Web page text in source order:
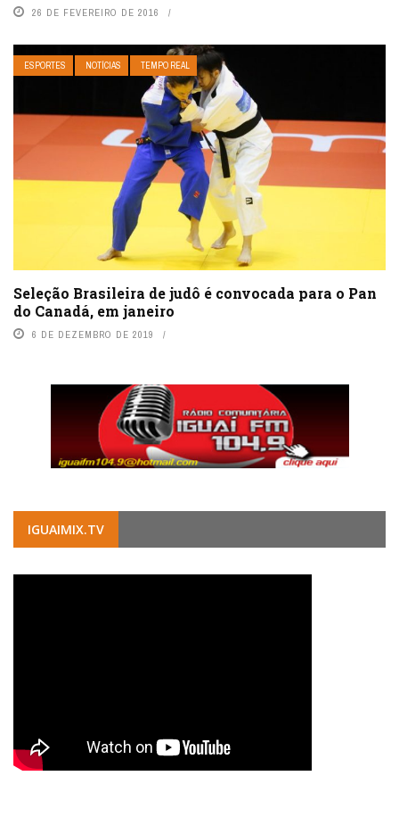
26 DE FEVEREIRO DE 2016
ESPORTES NOTÍCIAS TEMPO REAL
Seleção Brasileira de judô é convocada para o Pan
do Canadá, em janeiro
6 DE DEZEMBRO DE 2019
IGUAIMIX.TV